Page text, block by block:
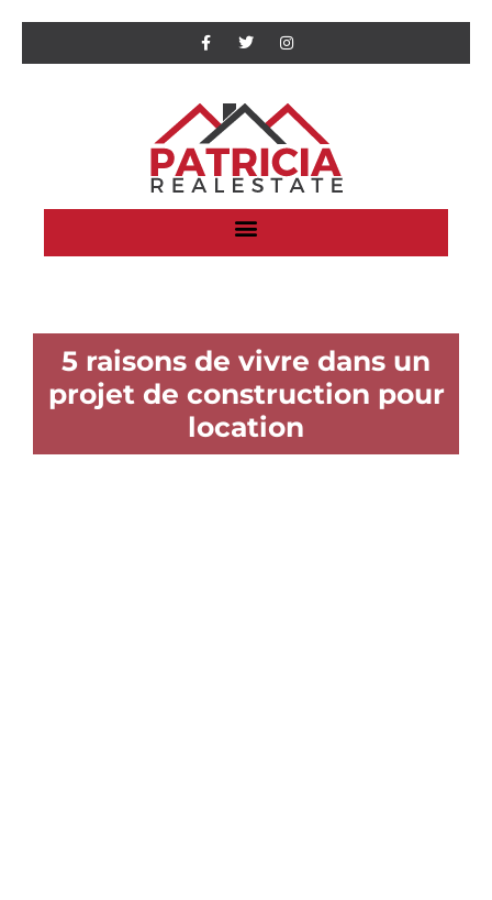
5 raisons de vivre dans un
projet de construction pour
location